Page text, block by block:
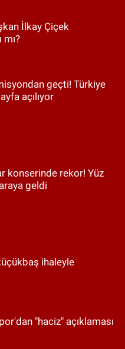
İlkay Çiçek
mı?
geçti! Türkiye
açılıyor
konserinde rekor! Yüz
geldi
ihaleyle
"haciz" açıklaması